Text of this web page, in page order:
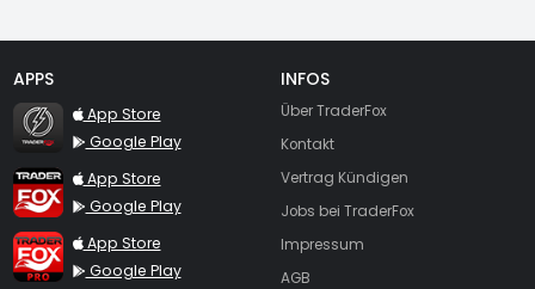
APPS
TraderFox Flash
App Store
Google Play
TraderFox App
App Store
Google Play
TraderFox Pro
App Store
Google Play
INFOS
Über TraderFox
Kontakt
Vertrag Kündigen
Jobs bei TraderFox
Impressum
AGB